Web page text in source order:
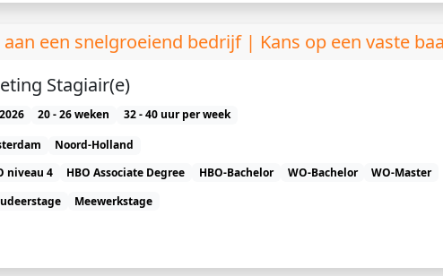
een snelgroeiend bedrijf | Kans op een vaste
Stagiair(e)
20 - 26 weken
32 - 40 uur per week
Noord-Holland
niveau 4
HBO Associate Degree HBO-Bachelor WO-Bachelor
WO-Master
Meewerkstage